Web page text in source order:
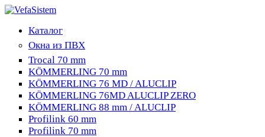
Каталог
Окна из ПВХ
Trocal 70 mm
KÖMMERLING 70 mm
KÖMMERLING 76 MD / ALUCLIP
KÖMMERLING 76MD ALUCLIP ZERO
KÖMMERLING 88 mm / ALUCLIP
Profilink 60 mm
Profilink 70 mm